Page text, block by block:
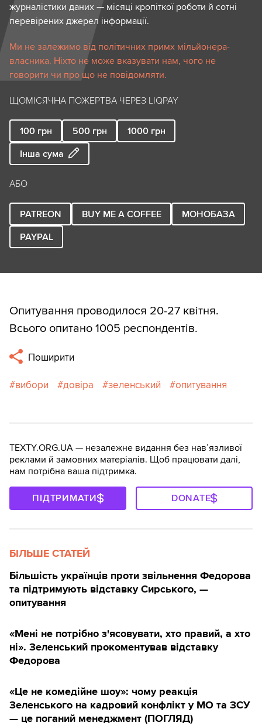
журналістики даних — місяці кропіткої роботи й сотні
перевірених джерел інформації.
Ми не залежимо від політичних примх мільйонера-
власника. Ніхто не може вказувати нам, чого не
говорити чи про що не повідомляти.
ЩОМІСЯЧНА ПОЖЕРТВА ЧЕРЕЗ LIQPAY
100 грн 500 грн 1000 грн
Інша сума
АБО
PATREON BUY ME A COFFEE
МОНОБАЗА
PAYPAL
Опитування проводилося 20-27 квітня.
Всього опитано 1005 респондентів.
Поширити
вибори довіра зеленський опитування
TEXTY.ORG.UA — незалежне видання без навʼязливої
реклами й замовних матеріалів. Щоб працювати далі,
нам потрібна ваша підтримка.
ПІДТРИМАТИ DONATE
БІЛЬШЕ СТАТЕЙ
Більшість українців проти звільнення Федорова
та підтримують відставку Сирського, —
опитування
«Мені не потрібно з'ясовувати, хто правий, а хто
ні». Зеленський прокоментував відставку
Федорова
«Це не комедійне шоу»: чому реакція
Зеленського на кадровий конфлікт у МО та ЗСУ
— це поганий менеджмент (ПОГЛЯД)